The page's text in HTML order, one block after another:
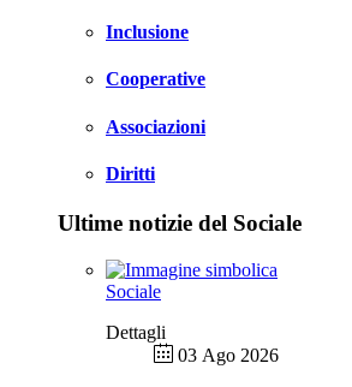
Inclusione
Cooperative
Associazioni
Diritti
Ultime notizie del Sociale
Sociale
Dettagli
03 Ago 2026